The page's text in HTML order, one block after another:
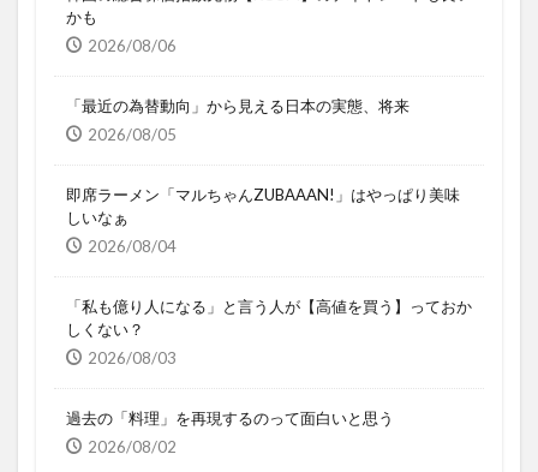
かも
2026/08/06
「最近の為替動向」から見える日本の実態、将来
2026/08/05
即席ラーメン「マルちゃんZUBAAAN!」はやっぱり美味
しいなぁ
2026/08/04
「私も億り人になる」と言う人が【高値を買う】っておか
しくない？
2026/08/03
過去の「料理」を再現するのって面白いと思う
2026/08/02